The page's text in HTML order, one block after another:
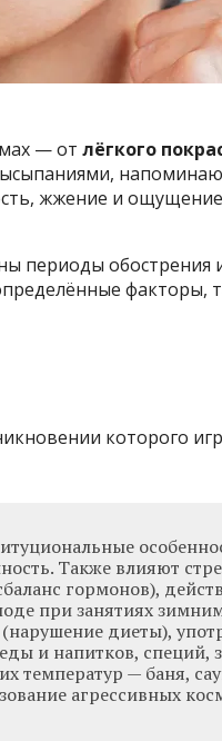
— от лёгкого
жжение и ощущение
периоды обострения
факторы,
которого
Также влияют
гормонов),
при занятиях
диеты),
и напитков, специй,
температур — баня,
агрессивных